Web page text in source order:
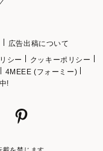
広告出稿について
シー
クッキーポリシー
4MEEE (フォーミー)
!